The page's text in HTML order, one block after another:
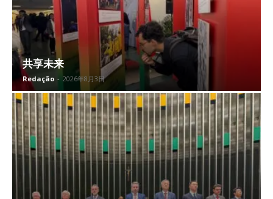
共享未来
Redação - 2026年8月3日